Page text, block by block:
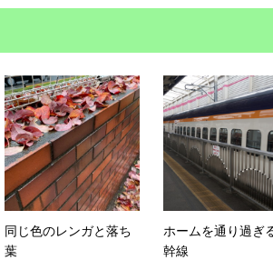
同じ色のレンガと落ち
葉
ホームを通り過ぎ
幹線